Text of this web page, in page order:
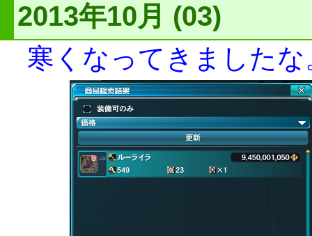
2013年10月 (03)
寒くなってきましたな